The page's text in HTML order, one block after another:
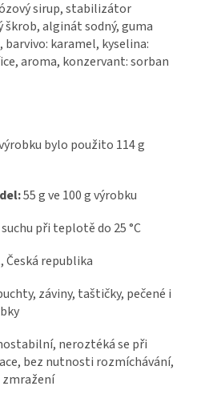
sirup, stabilizátor
alginát sodný, guma
karamel, kyselina:
aroma, konzervant: sorban
bylo použito 114 g
55 g ve 100 g výrobku
při teplotě do 25 °C
Česká republika
záviny, taštičky, pečené i
neroztéká se při
bez nutnosti rozmíchávání,
zmražení